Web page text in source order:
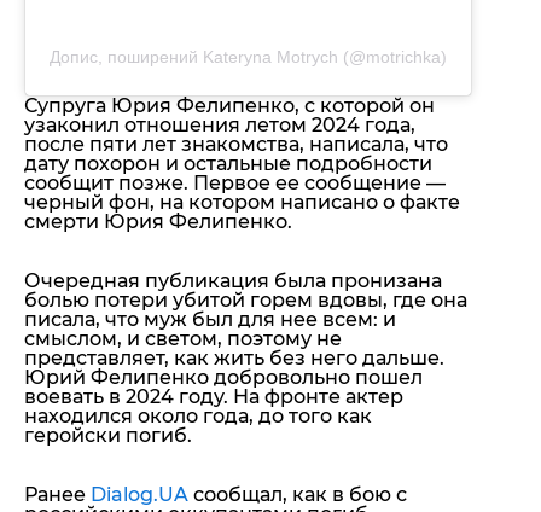
Допис, поширений Kateryna Motrych (@motrichka)
Супруга Юрия Фелипенко, с которой он
узаконил отношения летом 2024 года,
после пяти лет знакомства, написала, что
дату похорон и остальные подробности
сообщит позже. Первое ее сообщение —
черный фон, на котором написано о факте
смерти Юрия Фелипенко.
Очередная публикация была пронизана
болью потери убитой горем вдовы, где она
писала, что муж был для нее всем: и
смыслом, и светом, поэтому не
представляет, как жить без него дальше.
Юрий Фелипенко добровольно пошел
воевать в 2024 году. На фронте актер
находился около года, до того как
геройски погиб.
Ранее Dialog.UA сообщал, как в бою с